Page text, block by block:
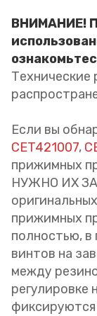
ВНИМАНИЕ!
Технические
Если вы
CET421007,
прижимных
НУЖНО ИХ
прижимных
полностью, в
винтов на
между
регулировке
фиксируются